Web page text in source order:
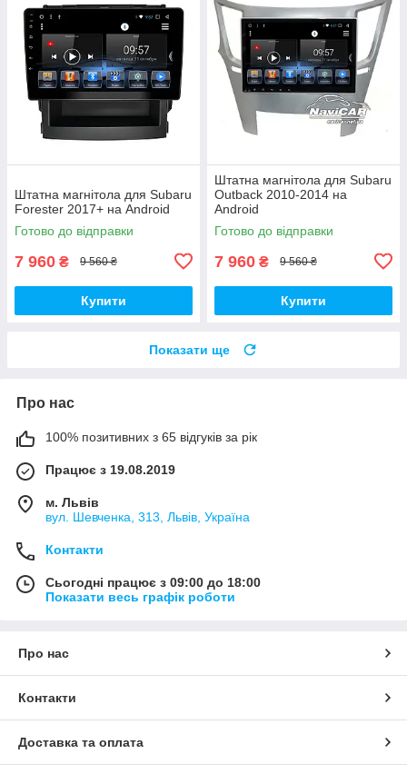
Штатна магнітола для Subaru
Forester 2017+ на Android
Готово до відправки
7 960 ₴ 9 560 ₴
Купити
Штатна магнітола для Subaru
Outback 2010-2014 на
Android
Готово до відправки
7 960 ₴ 9 560 ₴
Купити
Показати ще
Про нас
100% позитивних з 65 відгуків за рік
Працює з 19.08.2019
м. Львів
вул. Шевченка, 313, Львів, Україна
Контакти
Сьогодні працює з 09:00 до 18:00
Показати весь графік роботи
Про нас
Контакти
Доставка та оплата